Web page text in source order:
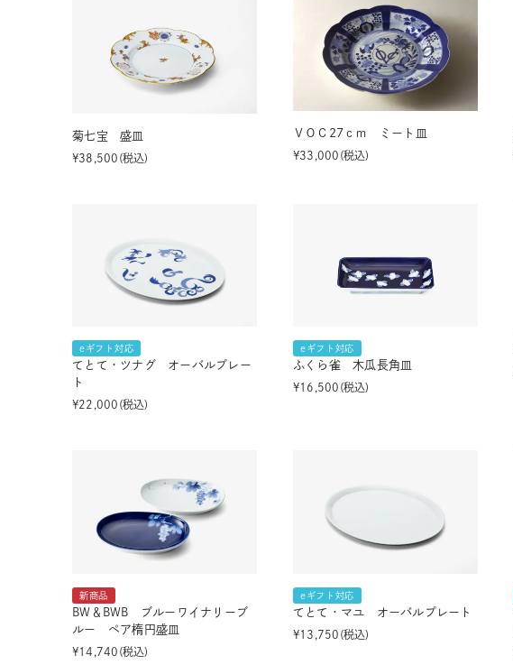
菊七宝 盛皿
¥38,500 税込
ＶＯＣ27ｃｍ ミート皿
¥33,000 税込
eギフト対応
てとて・ツナグ オーバルプレー
ト
¥22,000 税込
eギフト対応
ふくら雀 木瓜長角皿
¥16,500 税込
新商品
BW＆BWB ブルーワイナリーブ
ルー ペア楕円盛皿
¥14,740 税込
eギフト対応
てとて・マユ オーバルプレート
¥13,750 税込